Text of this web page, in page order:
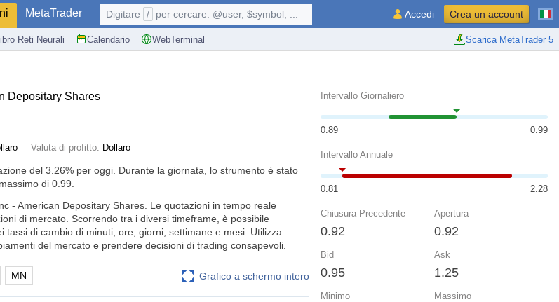
MetaTrader
Reti Neurali Calendario WebTerminal Scarica MetaTrader 5
Digitare / per cercare: @user, $symbol, ... Accedi Crea un account
Depositary Shares
Valuta di profitto: Dollaro
del 3.26% per oggi. Durante la giornata, lo strumento è stato
di 0.99.
- American Depositary Shares. Le quotazioni in tempo reale
di mercato. Scorrendo tra i diversi timeframe, è possibile
tassi di cambio di minuti, ore, giorni, settimane e mesi. Utilizza
del mercato e prendere decisioni di trading consapevoli.
Grafico a schermo intero
MN
Intervallo Giornaliero
0.89 0.99
Intervallo Annuale
0.81 2.28
Chiusura Precedente
0.92
Apertura
0.92
Bid
0.95
Ask
1.25
Minimo Massimo